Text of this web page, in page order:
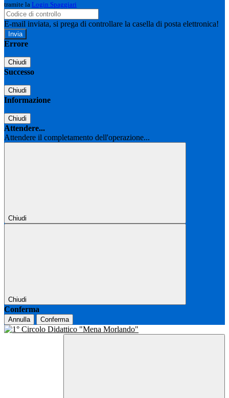
tramite la Login Spaggiari
E-mail inviata, si prega di controllare la casella di posta elettronica!
Errore
Chiudi
Successo
Chiudi
Informazione
Chiudi
Attendere...
Attendere il completamento dell'operazione...
Chiudi
Chiudi
Conferma
Annulla Conferma